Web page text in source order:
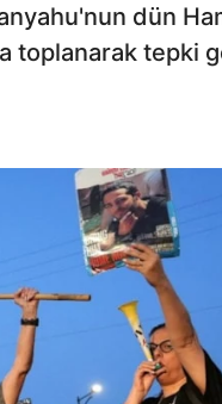
dün
toplanarak tepki